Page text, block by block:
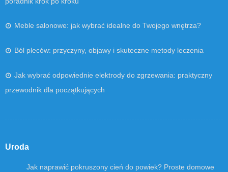
Meble salonowe: jak wybrać idealne do Twojego wnętrza?
Ból pleców: przyczyny, objawy i skuteczne metody leczenia
Jak wybrać odpowiednie elektrody do zgrzewania: praktyczny
przewodnik dla początkujących
Uroda
Jak naprawić pokruszony cień do powiek? Proste domowe